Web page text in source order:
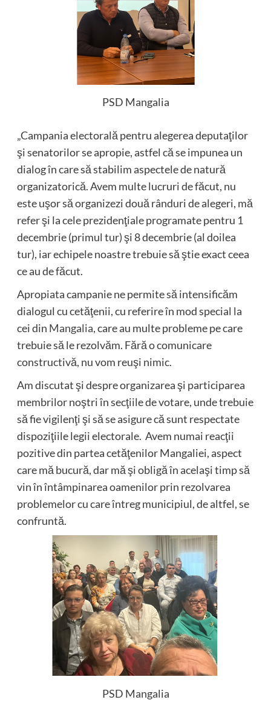
PSD Mangalia
„Campania electorală pentru alegerea deputaţilor
şi senatorilor se apropie, astfel că se impunea un
dialog în care să stabilim aspectele de natură
organizatorică. Avem multe lucruri de făcut, nu
este uşor să organizezi două rânduri de alegeri, mă
refer şi la cele prezidenţiale programate pentru 1
decembrie (primul tur) şi 8 decembrie (al doilea
tur), iar echipele noastre trebuie să ştie exact ceea
ce au de făcut.
Apropiata campanie ne permite să intensificăm
dialogul cu cetăţenii, cu referire în mod special la
cei din Mangalia, care au multe probleme pe care
trebuie să le rezolvăm. Fără o comunicare
constructivă, nu vom reuşi nimic.
Am discutat şi despre organizarea şi participarea
membrilor noştri în secţiile de votare, unde trebuie
să fie vigilenţi şi să se asigure că sunt respectate
dispoziţiile legii electorale. Avem numai reacţii
pozitive din partea cetăţenilor Mangaliei, aspect
care mă bucură, dar mă şi obligă în acelaşi timp să
vin în întâmpinarea oamenilor prin rezolvarea
problemelor cu care întreg municipiul, de altfel, se
confruntă.
PSD Mangalia